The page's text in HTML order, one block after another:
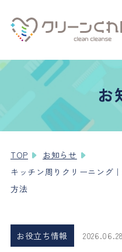
お
TOP
お知らせ
キッチン周りクリーニング
方法
お役立ち情報 2026.06.28